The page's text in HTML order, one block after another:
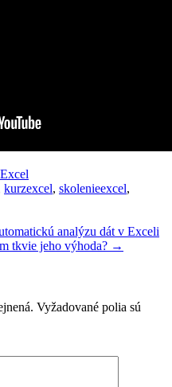
kurzexcel, skolenieexcel,
analýzu dát v Exceli
tkvie jeho výhoda? →
Vyžadované polia sú